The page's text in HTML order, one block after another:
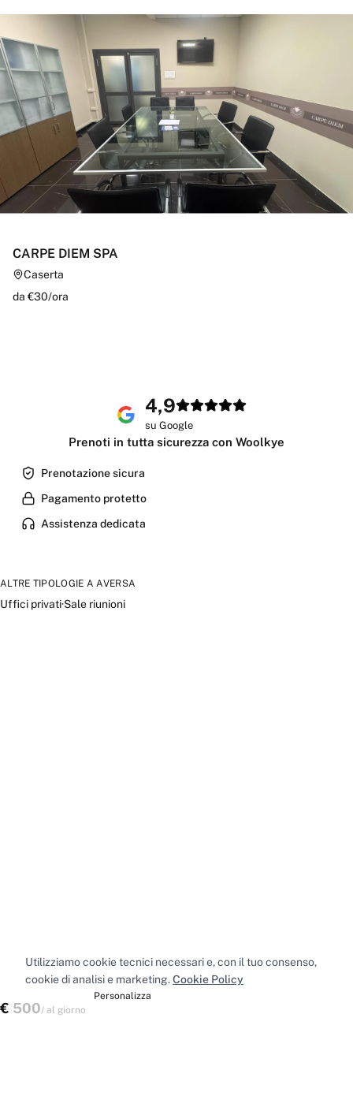
CARPE DIEM SPA
Caserta
da €30/ora
4,9
su Google
Prenoti in tutta sicurezza con Woolkye
Prenotazione sicura
Pagamento protetto
Assistenza dedicata
ALTRE TIPOLOGIE AAVERSA
Uffici privati·Sale riunioni
€ 500/ al giorno
Utilizziamo cookie tecnici necessari e, con il tuo consenso,
cookie di analisi e marketing.Cookie Policy
Personalizza